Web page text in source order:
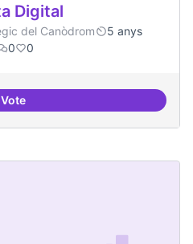
Digital
del Canòdrom
5 anys
0 0
VoteMoviment Activista Digital